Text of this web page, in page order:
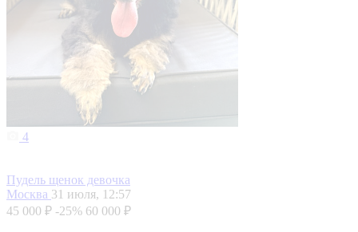
4
Пудель щенок девочка
Москва 31 июля, 12:57
45 000 ₽ -25% 60 000 ₽